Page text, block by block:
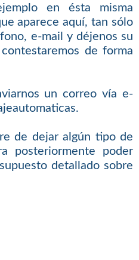
en ésta misma
aparece aquí, tan sólo
e-mail y déjenos su
de forma
un correo vía e-
de dejar algún tipo de
posteriormente poder
detallado sobre